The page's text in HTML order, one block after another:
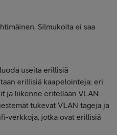
Silmukoita ei saa
useita erillisiä
erillisiä kaapelointeja; eri
ja liikenne eritellään VLAN
tukevat VLAN tageja ja
verkkoja, jotka ovat erillisiä